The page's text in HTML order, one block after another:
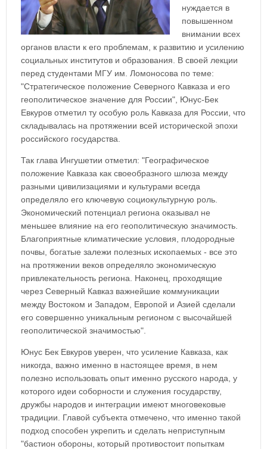
нуждается в
повышенном
внимании всех
органов власти к его проблемам, к развитию и усилению
социальных институтов и образования. В своей лекции
перед студентами МГУ им. Ломоносова по теме:
"Стратегическое положение Северного Кавказа и его
геополитическое значение для России", Юнус-Бек
Евкуров отметил ту особую роль Кавказа для России, что
складывалась на протяжении всей исторической эпохи
российского государства.
Так глава Ингушетии отметил: "Географическое
положение Кавказа как своеобразного шлюза между
разными цивилизациями и культурами всегда
определяло его ключевую социокультурную роль.
Экономический потенциал региона оказывал не
меньшее влияние на его геополитическую значимость.
Благоприятные климатические условия, плодородные
почвы, богатые залежи полезных ископаемых - все это
на протяжении веков определяло экономическую
привлекательность региона. Наконец, проходящие
через Северный Кавказ важнейшие коммуникации
между Востоком и Западом, Европой и Азией сделали
его совершенно уникальным регионом с высочайшей
геополитической значимостью".
Юнус Бек Евкуров уверен, что усиление Кавказа, как
никогда, важно именно в настоящее время, в нем
полезно использовать опыт именно русского народа, у
которого идеи соборности и служения государству,
дружбы народов и интеграции имеют многовековые
традиции. Главой субъекта отмечено, что именно такой
подход способен укрепить и сделать неприступным
"бастион обороны, который противостоит попыткам